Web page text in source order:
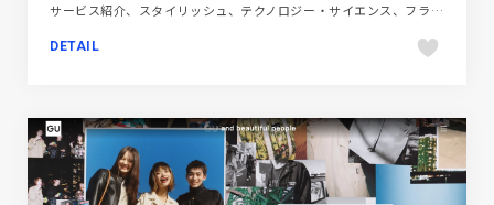
サービス紹介、スタイリッシュ、テクノロジー・サイエンス、フラットデザイン、ブランド・サービスサイト、ブルー系、レッド系、大きめ写真、海外サイト
DETAIL